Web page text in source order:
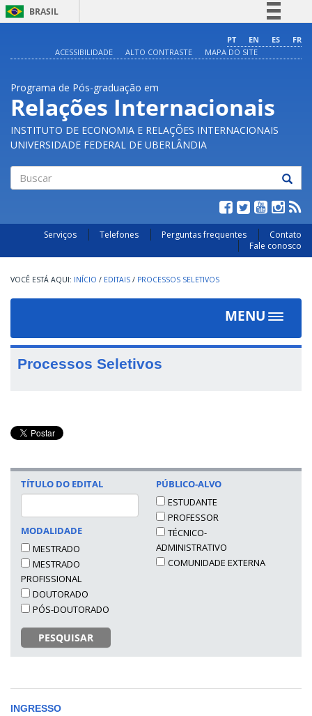
BRASIL
Comunica BR
Acesso à informação
Legislação
PT EN ES
FR
ACESSIBILIDADE
ALTO CONTRASTE MAPA DO SITE
Programa de Pós-graduação em
Relações Internacionais
INSTITUTO DE ECONOMIA E RELAÇÕES INTERNACIONAIS
UNIVERSIDADE FEDERAL DE UBERLÂNDIA
Serviços Telefones Perguntas frequentes
Contato
Fale conosco
INÍCIO / EDITAIS / PROCESSOS SELETIVOS
MENU
Toggle
Processos Seletivos
TÍTULO DO EDITAL
MODALIDADE
MESTRADO
MESTRADO
PROFISSIONAL
DOUTORADO
PÓS-DOUTORADO
PESQUISAR
PÚBLICO-ALVO
ESTUDANTE
PROFESSOR
TÉCNICO-
ADMINISTRATIVO
COMUNIDADE EXTERNA
INGRESSO